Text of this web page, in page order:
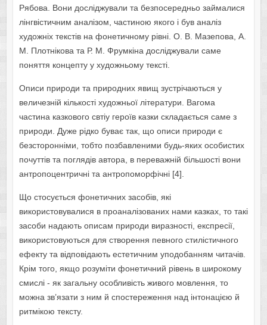
Рябова. Вони досліджували та безпосередньо займалися
лінгвістичним аналізом, частиною якого і був аналіз
художніх текстів на фонетичному рівні. О. В. Мазепова, А.
М. Плотнікова та Р. М. Фрумкіна досліджували саме
поняття концепту у художньому тексті.
Описи природи та природних явищ зустрічаються у
величезній кількості художньої літератури. Вагома
частина казкового свтіу героїв казки складається саме з
природи. Дуже рідко буває так, що описи природи є
безсторонніми, тобто позбавленими будь-яких особистих
почуттів та поглядів автора, в переважній більшості вони
антропоцентричні та антропоморфічні [4].
Що стосується фонетичних засобів, які
використовувалися в проаналізованих нами казках, то такі
засоби надають описам природи виразності, експресії,
використовуються для створення певного стилістичного
ефекту та відповідають естетичним уподобанням читачів.
Крім того, якщо розуміти фонетичний рівень в широкому
смислі ‑ як загальну особливість живого мовлення, то
можна зв’язати з ним й спостереження над інтонацією й
ритмікою тексту.